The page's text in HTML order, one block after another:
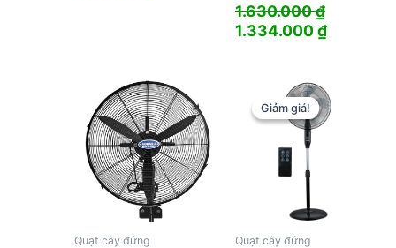
1.630.000₫
Giá
1.630.000 ₫.
1.334.000₫Giá
là:
Quạt cây đứng
Giảm giá!
Giảm giá!
Quạt cây đứng